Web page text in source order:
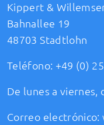
Kippert &
Bahnallee 19
48703 Stadtlohn
Teléfono: +49 (0)
De lunes a viernes,
Correo electrónico: